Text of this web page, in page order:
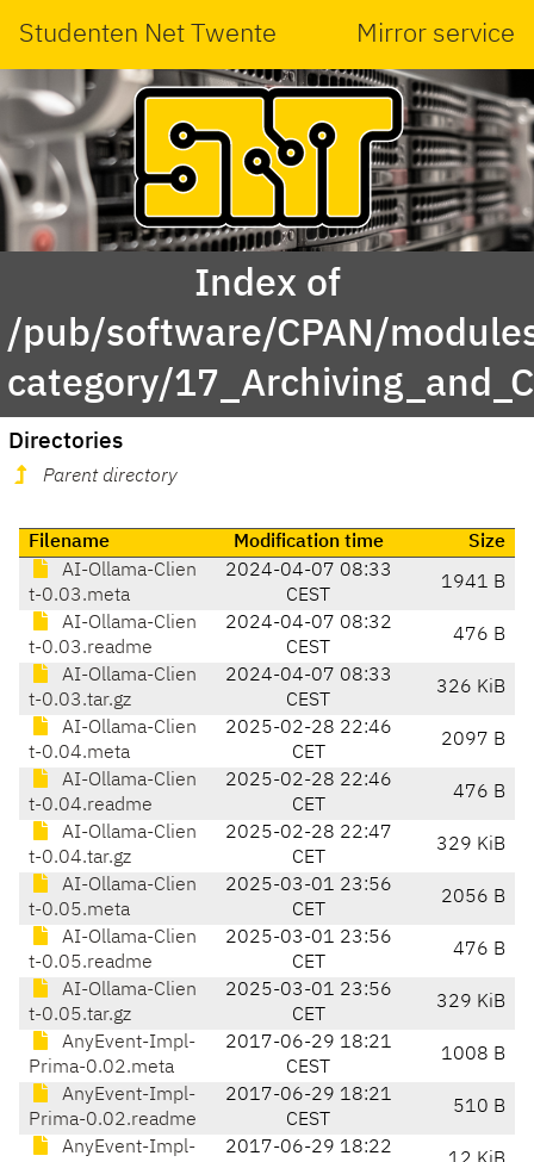
Studenten Net Twente Mirror service
Index of
/pub/software/CPAN/
category/
Directories
Parent directory
Filename Modification time
Size
AI-Ollama-Clien
t-0.03.meta
2024-04-07 08:33
CEST
1941 B
AI-Ollama-Clien
t-0.03.readme
2024-04-07 08:32
CEST
476 B
AI-Ollama-Clien
t-0.03.tar.gz
2024-04-07 08:33
CEST
326 KiB
AI-Ollama-Clien
t-0.04.meta
2025-02-28 22:46
CET
2097 B
AI-Ollama-Clien
t-0.04.readme
2025-02-28 22:46
CET
476 B
AI-Ollama-Clien
t-0.04.tar.gz
2025-02-28 22:47
CET
329 KiB
AI-Ollama-Clien
t-0.05.meta
2025-03-01 23:56
CET
2056 B
AI-Ollama-Clien
t-0.05.readme
2025-03-01 23:56
CET
476 B
AI-Ollama-Clien
t-0.05.tar.gz
2025-03-01 23:56
CET
329 KiB
AnyEvent-Impl-
Prima-0.02.meta
2017-06-29 18:21
CEST
1008 B
AnyEvent-Impl-
Prima-0.02.readme
2017-06-29 18:21
CEST
510 B
AnyEvent-Impl-
2017-06-29 18:22